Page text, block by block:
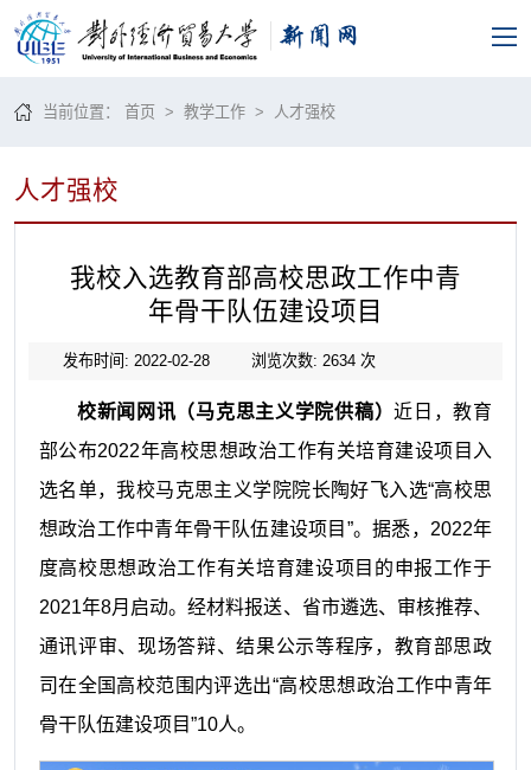
当前位置：首页 >教学工作 > 人才强校
人才强校
我校入选教育部高校思政工作中青
年骨干队伍建设项目
发布时间: 2022-02-28 浏览次数: 2634次
校新闻网讯（马克思主义学院供稿）近日，教育
部公布2022年高校思想政治工作有关培育建设项目入
选名单，我校马克思主义学院院长陶好飞入选“高校思
想政治工作中青年骨干队伍建设项目”。据悉， 2022年
度高校思想政治工作有关培育建设项目的申报工作于
2021年8月启动。经材料报送、省市遴选、审核推荐、
通讯评审、现场答辩、结果公示等程序，教育部思政
司在全国高校范围内评选出“高校思想政治工作中青年
骨干队伍建设项目”10人。